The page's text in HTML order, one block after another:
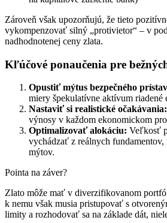
Zároveň však upozorňujú, že tieto
vykompenzovať silný „protivietor“ – v
nadhodnotenej ceny zlata.
Kľúčové ponaučenia pre
Opustiť mýtus bezpečného
miery špekulatívne aktívum riadené
Nastaviť si realistické očakávania:
výnosy v každom ekonomickom
Optimalizovať alokáciu: Veľkosť
vychádzať z reálnych
mýtov.
Pointa na záver?
Zlato môže mať v diverzifikovanom
k nemu však musia pristupovať s
limity a rozhodovať sa na základe dát,